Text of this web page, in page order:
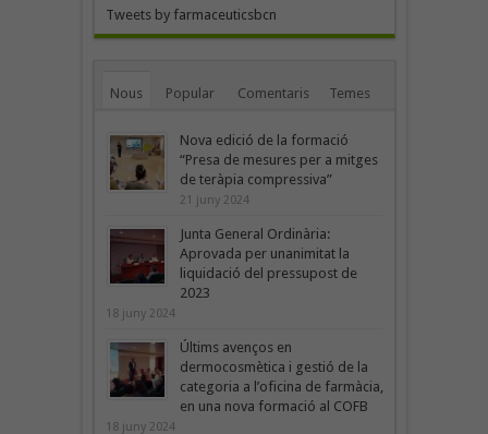
Tweets by farmaceuticsbcn
Nous Popular Comentaris Temes
Nova edició de la formació
“Presa de mesures per a mitges
de teràpia compressiva”
21 juny 2024
Junta General Ordinària:
Aprovada per unanimitat la
liquidació del pressupost de
2023
18 juny 2024
Últims avenços en
dermocosmètica i gestió de la
categoria a l’oficina de farmàcia,
en una nova formació al COFB
18 juny 2024